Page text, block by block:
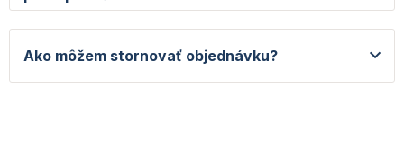
Ako môžem stornovať objednávku?